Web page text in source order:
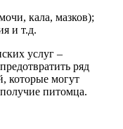
кала, мазков);
и т.д.
услуг –
ряд
которые могут
питомца.